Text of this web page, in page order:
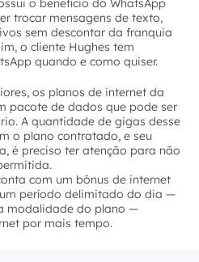
o benefício do WhatsApp
trocar mensagens de texto,
sem descontar da franquia
o cliente Hughes tem
quando e como quiser.
os planos de internet da
pacote de dados que pode ser
A quantidade de gigas desse
o plano contratado, e seu
é preciso ter atenção para não
com um bônus de internet
período delimitado do dia —
modalidade do plano —
por mais tempo.